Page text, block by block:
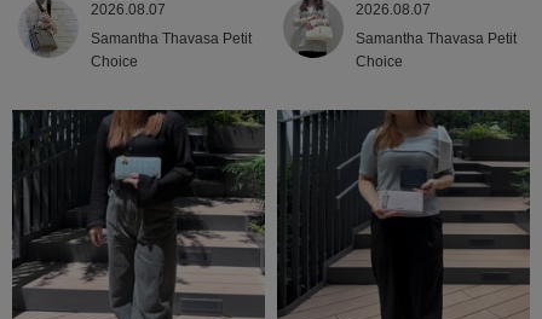
2026.08.07
Samantha Thavasa Petit
Choice
2026.08.07
Samantha Thavasa Petit
Choice